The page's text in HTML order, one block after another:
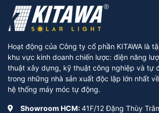
Hoạt động của Công ty cổ phần KITAWA là
khu vực kinh doanh chiến lược: điện năng
thuật xây dựng, kỹ thuật công nghiệp và tự
trong những nhà sản xuất độc lập lớn nhất
hệ thống máy móc tự động.
Showroom HCM:41F/12 Đặng Thùy